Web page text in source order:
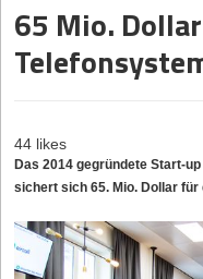
65 Mio.
44 likes
Das 2014 gegründete Start-
sichert sich 65. Mio. Dollar für